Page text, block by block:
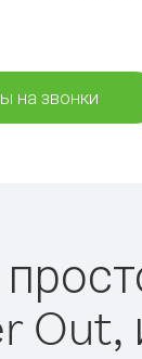
на звонки